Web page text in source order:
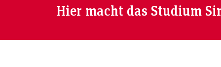
Hier macht das Studium